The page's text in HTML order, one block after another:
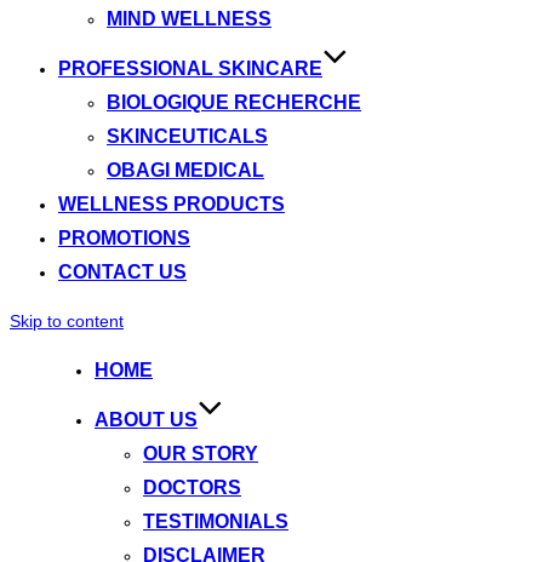
MIND WELLNESS
PROFESSIONAL SKINCARE
BIOLOGIQUE RECHERCHE
SKINCEUTICALS
OBAGI MEDICAL
WELLNESS PRODUCTS
PROMOTIONS
CONTACT US
Skip to content
HOME
ABOUT US
OUR STORY
DOCTORS
TESTIMONIALS
DISCLAIMER